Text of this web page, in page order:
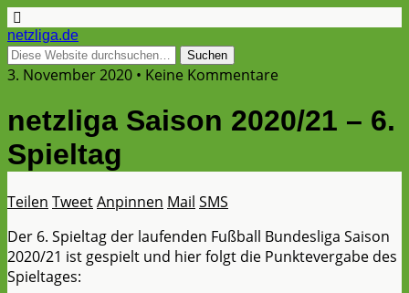
netzliga.de
3. November 2020 • Keine Kommentare
netzliga Saison 2020/21 – 6.
Spieltag
Teilen TweetAnpinnen Mail SMS
Der 6. Spieltag der laufenden Fußball Bundesliga Saison
2020/21 ist gespielt und hier folgt die Punktevergabe des
Spieltages: